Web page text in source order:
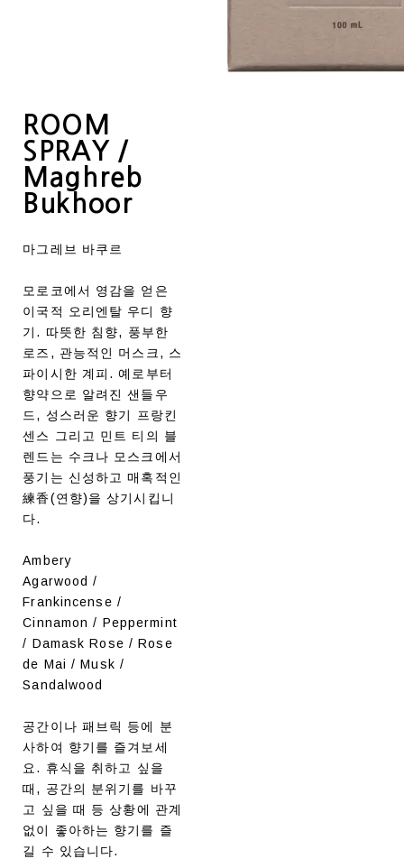
ROOM
SPRAY /
Maghreb
Bukhoor
마그레브 바쿠르
모로코에서 영감을 얻은
이국적 오리엔탈 우디 향
기. 따뜻한 침향, 풍부한
로즈, 관능적인 머스크, 스
파이시한 계피. 예로부터
향약으로 알려진 샌들우
드, 성스러운 향기 프랑킨
센스 그리고 민트 티의 블
렌드는 수크나 모스크에서
풍기는 신성하고 매혹적인
練香(연향)을 상기시킵니
다.
Ambery
Agarwood /
Frankincense /
Cinnamon / Peppermint
/ Damask Rose / Rose
de Mai / Musk /
Sandalwood
공간이나 패브릭 등에 분
사하여 향기를 즐겨보세
요. 휴식을 취하고 싶을
때, 공간의 분위기를 바꾸
고 싶을 때 등 상황에 관계
없이 좋아하는 향기를 즐
길 수 있습니다.